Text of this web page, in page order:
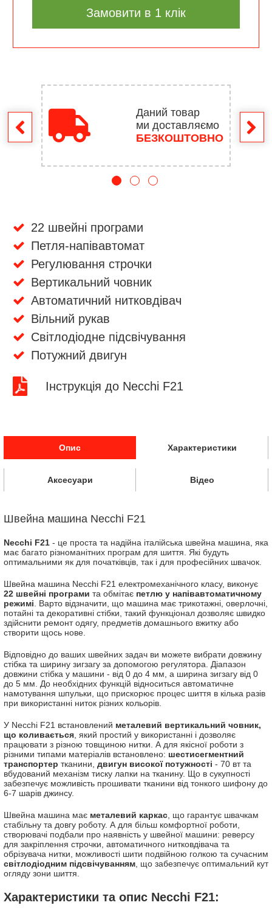
Замовити в 1 клік
Даний товар
ми доставляємо
БЕЗКОШТОВНО
22 швейні програми
Петля-напівавтомат
Регулювання строчки
Вертикальний човник
Автоматичний нитковдівач
Вільний рукав
Світлодіодне підсвічування
Потужний двигун
Інструкція до Necchi F21
Опис Характеристики
Аксесуари Відео
Швейна машина Necchi F21
Necchi F21 - це проста та надійна італійська швейна машина, яка
має багато різноманітних програм для шиття. Які будуть
оптимальними як для початківців, так і для професійних швачок.
Швейна машина Necchi F21 електромеханічного класу, виконує
22 швейні програми та обмітає петлю у напівавтоматичному
режимі . Варто відзначити, що машина має трикотажні, оверлочні,
потайні та декоративні стібки, такий функціонал дозволяє швидко
здійснити ремонт одягу, предметів домашнього вжитку або
створити щось нове.
Відповідно до ваших швейних задач ви можете вибрати довжину
стібка та ширину зигзагу за допомогою регулятора. Діапазон
довжини стібка у машини - від 0 до 4 мм, а ширина зигзагу від 0
до 5 мм. До необхідних функцій відноситься автоматичне
намотування шпульки, що прискорює процес шиття в кілька разів
при використанні ниток різних кольорів.
У Necchi F21 встановлений металевий вертикальний човник,
що коливається , який простий у використанні і дозволяє
працювати з різною товщиною нитки. А для якісної роботи з
різними типами матеріалів встановлено: шестисегментний
транспортер тканини, двигун високої потужності - 70 вт та
вбудований механізм тиску лапки на тканину. Що в сукупності
забезпечує можливість прошивати тканини від тонкого шифону до
6-7 шарів джинсу.
Швейна машина має металевий каркас , що гарантує швачкам
стабільну та довгу роботу. А для більш комфортної роботи,
створювачі подбали про наявність у швейної машини: реверсу
для закріплення строчки, автоматичного нитковдівача та
обрізувача нитки, можливості шити подвійною голкою та сучасним
світлодіодним підсвічуванням , що забезпечує оптимальний кут
огляду зони шиття.
Характеристики та опис Necchi F21: